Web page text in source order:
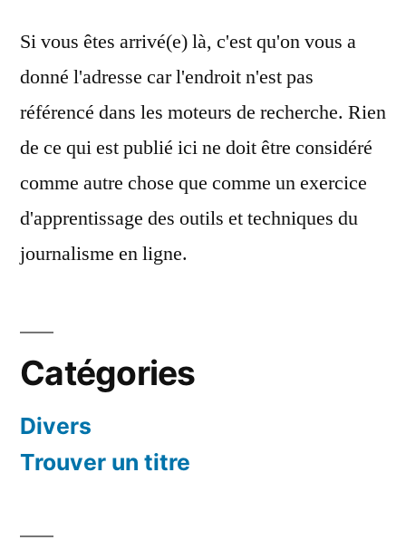
Si vous êtes arrivé(e) là, c'est qu'on vous a
donné l'adresse car l'endroit n'est pas
référencé dans les moteurs de recherche. Rien
de ce qui est publié ici ne doit être considéré
comme autre chose que comme un exercice
d'apprentissage des outils et techniques du
journalisme en ligne.
Catégories
Divers
Trouver un titre